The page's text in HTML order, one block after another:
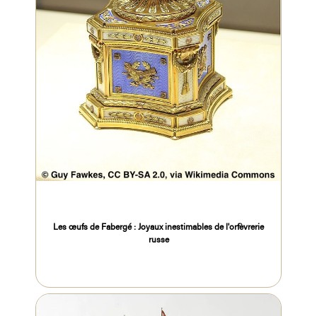
Les œufs de Fabergé : Joyaux inestimables de l'orfèvrerie
russe